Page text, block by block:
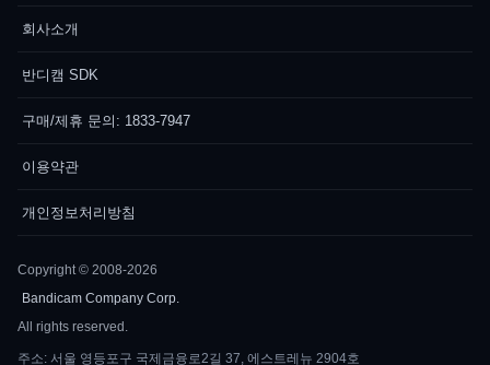
회사소개
반디캠 SDK
구매/제휴 문의: 1833-7947
이용약관
개인정보처리방침
Copyright © 2008-2026
Bandicam Company Corp.
All rights reserved.
주소: 서울 영등포구 국제금융로2길 37, 에스트레뉴 2904호